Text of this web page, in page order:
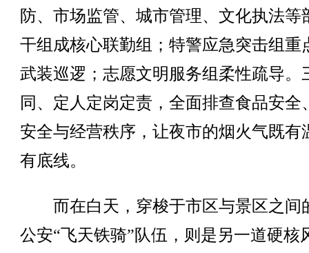
防、市场监管、城市管理、文化执法等
干组成核心联勤组；特警应急突击组重
武装巡逻；志愿文明服务组柔性疏导。
同、定人定岗定责，全面排查食品安全
安全与经营秩序，让夜市的烟火气既有
有底线。
而在白天，穿梭于市区与景区之间
公安“飞天铁骑”队伍，则是另一道硬核